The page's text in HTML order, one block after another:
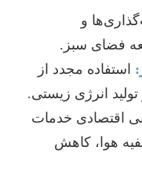
و
فضای سبز.
استفاده مجدد از
انرژی زیستی.
اقتصادی خدمات
هوا، کاهش